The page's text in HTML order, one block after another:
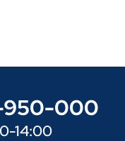
950-000
14:00